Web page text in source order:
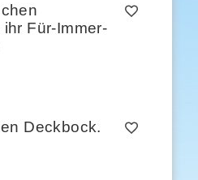
Für-Immer-
Deckbock.